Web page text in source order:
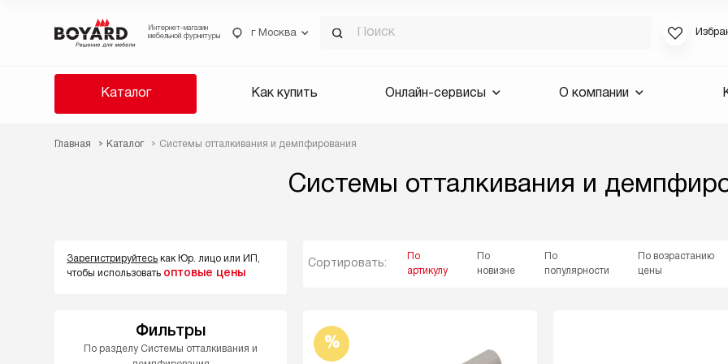
Интернет-магазин
мебельной фурнитуры
г Москва
Каталог Как купить Онлайн-сервисы О компании
Главная Каталог Системы отталкивания и демпфирования
Системы отталкивания и
Зарегистрируйтесь как Юр. лицо или ИП,
чтобы использовать оптовые цены
Сортировать:
По
артикулу
По
новизне
По
популярности
По возрастанию
цены
Фильтры
По разделу Системы отталкивания и
%
Если вы
для смены